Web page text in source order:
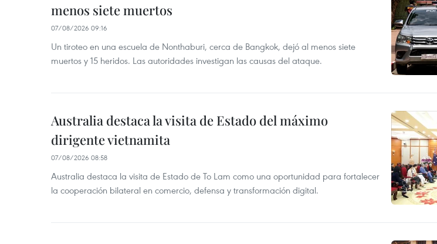
menos siete muertos
07/08/2026 09:16
Un tiroteo en una escuela de Nonthaburi, cerca de Bangkok, dejó al menos siete
muertos y 15 heridos. Las autoridades investigan las causas del ataque.
Australia destaca la visita de Estado del máximo
dirigente vietnamita
07/08/2026 08:58
Australia destaca la visita de Estado de To Lam como una oportunidad para fortalecer
la cooperación bilateral en comercio, defensa y transformación digital.